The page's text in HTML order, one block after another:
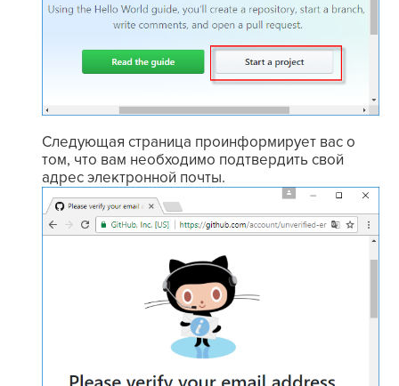
Следующая страница проинформирует вас о
том, что вам необходимо подтвердить свой
адрес электронной почты.